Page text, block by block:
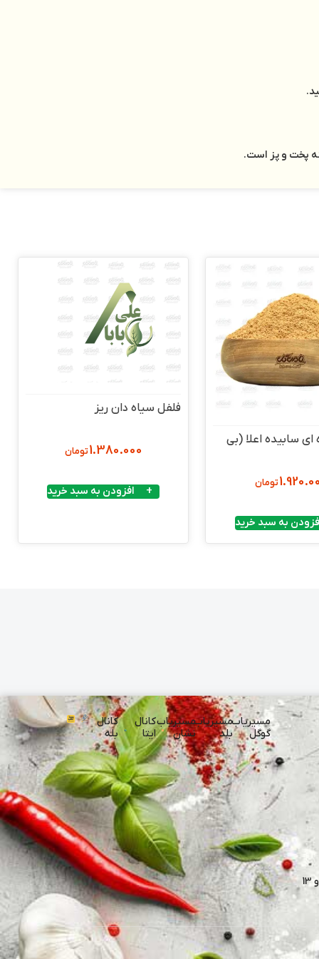
پخت و پز است.
سابیده اعلا (بی
تومان
به سبد خرید
فلفل سیاه دان ریز
1.380.000تومان
افزودن به سبد خرید
مسیریاب
گوگل
مسیریاب
بلد
مسیریاب
نشان
کانال
ایتا
کانال
بله